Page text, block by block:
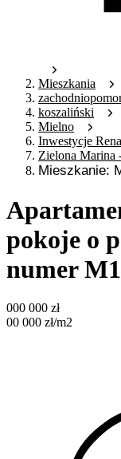
Mieszkania
koszaliński
Mielno
Inwestycje
Zielona Marina
Mieszkanie:
pokoje o
numer
000 000 zł
00 000 zł/m2